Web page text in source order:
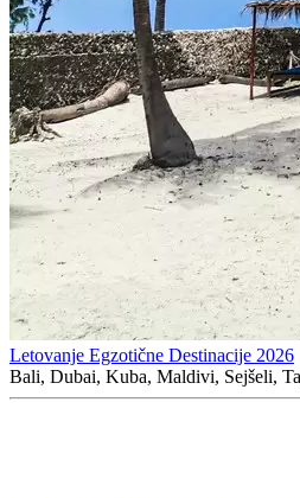
Letovanje Egzotične Destinacije 2026
Bali, Dubai, Kuba, Maldivi, Sejšeli,